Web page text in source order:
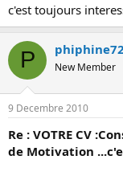
s
c
u
s
s
i
o
n
c'est toujours
P phiphine72
New Member
9 Decembre 2010
Re : VOTRE CV
de Motivation